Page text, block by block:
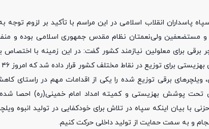
پاسداران انقلاب اسلامی در این مراسم با تأکید بر لزوم
مستضعفین ولی‌نعمتان نظام مقدس جمهوری اسلامی بوده و
ویلچرهای برقی توزیع شده را یکی از اقدامات مهم در راستای
تحت پوشش بهزیستی و کمیته امداد امام خمینی(ره) احصا
با بیان اینکه سپاه در تلاش برای خودکفایی در تولید انبوه
و به سمت حمایت از تولید داخلی حرکت کنیم.